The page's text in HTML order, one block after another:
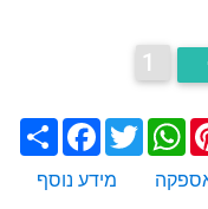
1
שתף Facebook
Twitter
מידע נוסף